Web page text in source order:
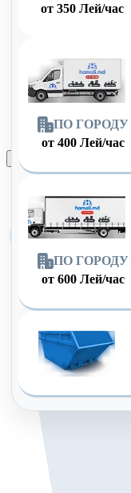
от 350 Лей/час
ПО ГОРОДУ
от 400 Лей/час
ПО ГОРОДУ
от 600 Лей/час
Оформить заказ